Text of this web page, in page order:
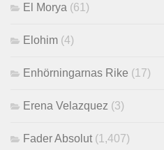
El Morya (61)
Elohim (4)
Enhörningarnas Rike (17)
Erena Velazquez (3)
Fader Absolut (1,407)